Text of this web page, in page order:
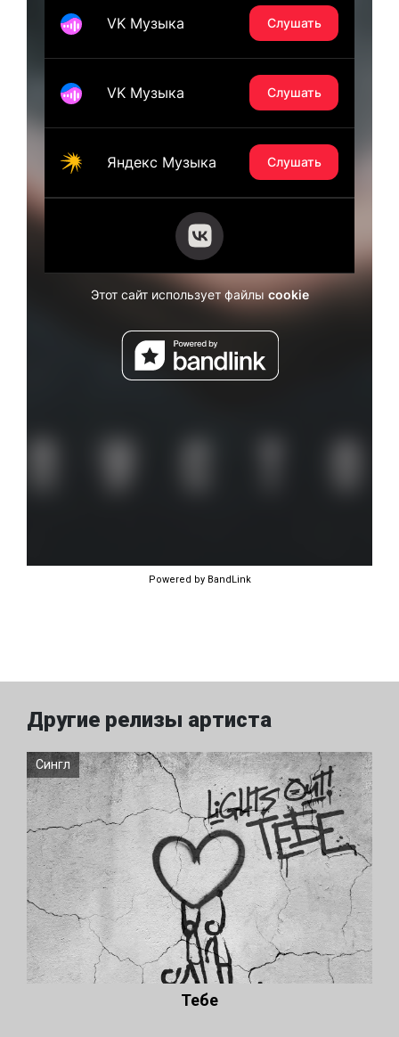
Powered by BandLink
Другие релизы артиста
Сингл
Тебе